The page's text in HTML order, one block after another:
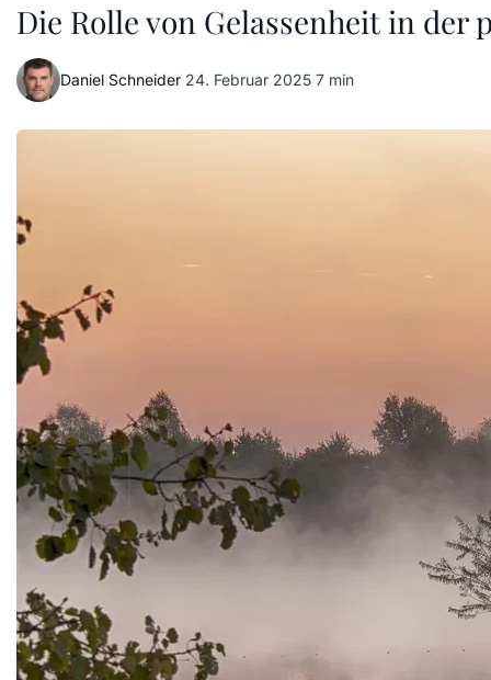
Die Rolle von Gelassenheit in
Daniel Schneider·24. Februar 2025·7 min